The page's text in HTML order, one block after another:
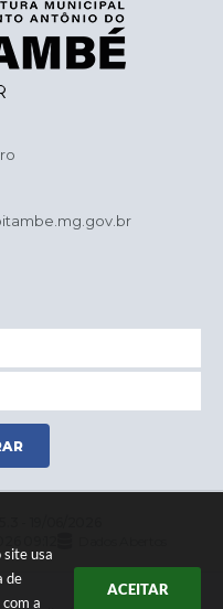
site usa
de
a
ACEITAR